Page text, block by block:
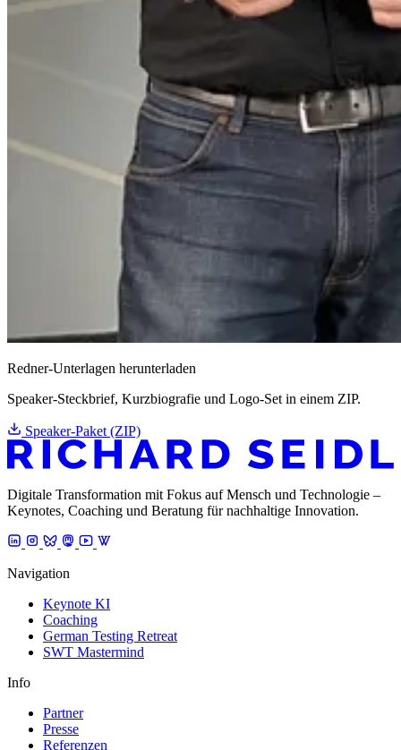
Redner-Unterlagen herunterladen
Speaker-Steckbrief, Kurzbiografie und Logo-Set in einem ZIP.
Speaker-Paket (ZIP)
Digitale Transformation mit Fokus auf Mensch und Technologie –
Keynotes, Coaching und Beratung für nachhaltige Innovation.
Navigation
Keynote KI
Coaching
German Testing Retreat
SWT Mastermind
Info
Partner
Presse
Referenzen